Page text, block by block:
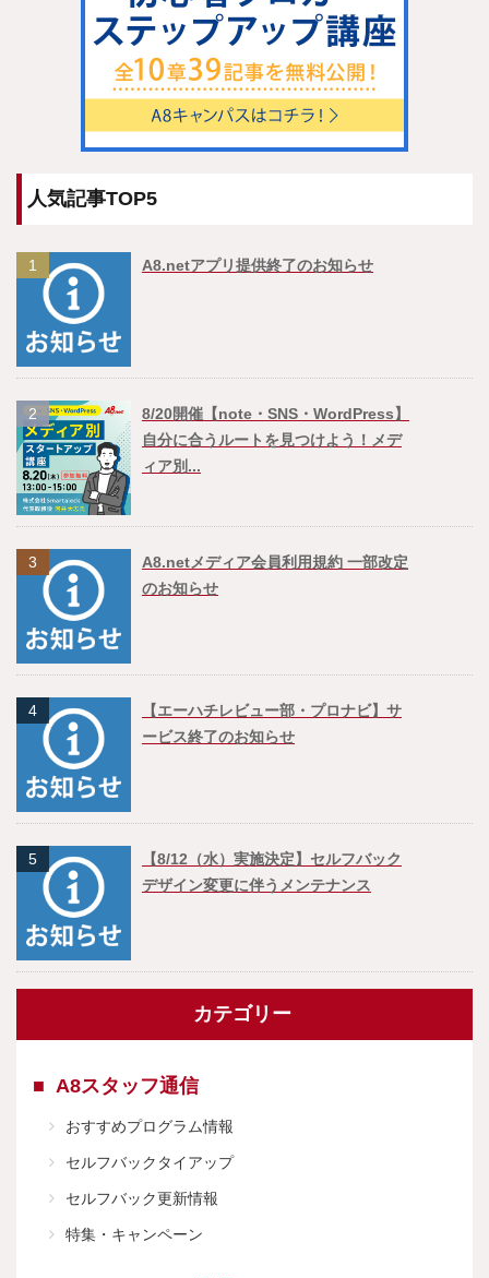
人気記事TOP5
1 A8.netアプリ提供終了のお知らせ
2
8/20開催【note・SNS・WordPress】
自分に合うルートを見つけよう！メデ
ィア別...
3
A8.netメディア会員利用規約 一部改定
のお知らせ
4
【エーハチレビュー部・プロナビ】サ
ービス終了のお知らせ
5
【8/12（水）実施決定】セルフバック
デザイン変更に伴うメンテナンス
カテゴリー
A8スタッフ通信
おすすめプログラム情報
セルフバックタイアップ
セルフバック更新情報
特集・キャンペーン